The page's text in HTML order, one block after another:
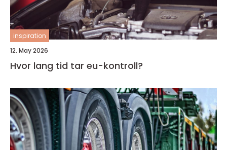
inspiration
12. May 2026
Hvor lang tid tar eu-kontroll?